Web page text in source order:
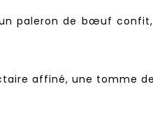
paleron de bœuf
affiné, une tomme